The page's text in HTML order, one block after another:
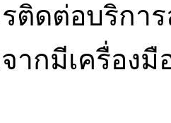
ติดต่อบริกา
จากมีเครื่อง